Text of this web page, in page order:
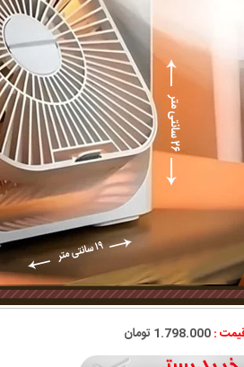
:1.798.000 تومان